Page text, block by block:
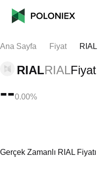
Ana Sayfa Fiyat RIAL
RIALRIALFiyat
--0.00%
Gerçek Zamanlı RIAL Fiyatı